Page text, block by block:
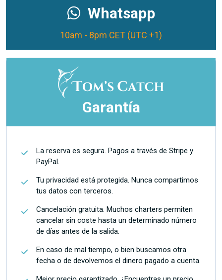
Whatsapp
10am - 8pm CET (UTC +1)
Garantía
La reserva es segura. Pagos a través de Stripe y
PayPal.
Tu privacidad está protegida. Nunca compartimos
tus datos con terceros.
Cancelación gratuita. Muchos charters permiten
cancelar sin coste hasta un determinado número
de días antes de la salida.
En caso de mal tiempo, o bien buscamos otra
fecha o de devolvemos el dinero pagado a cuenta.